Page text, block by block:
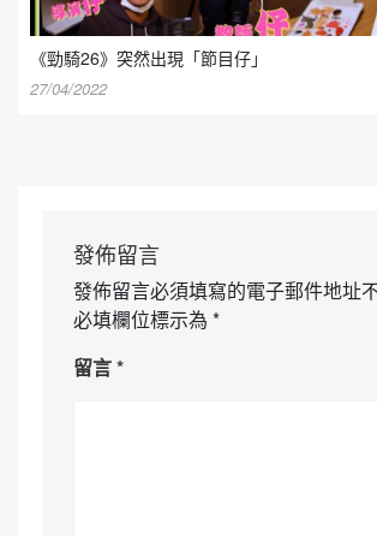
《勁騎26》突然出現「節目仔」
27/04/2022
發佈留言
發佈留言必須填寫的電子郵件地址
必填欄位標示為 *
留言*